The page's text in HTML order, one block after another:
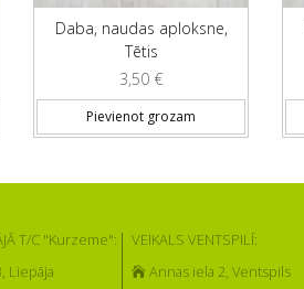
Daba, naudas aploksne,
Tētis
3,50 €
Pievienot grozam
T/C "Kurzeme":
Liepāja
VEIKALS VENTSPILĪ:
Annas iela 2, Ventspils